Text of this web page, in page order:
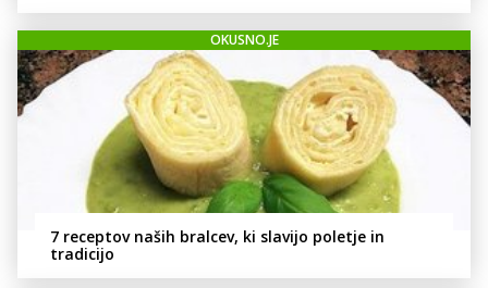
OKUSNO.JE
7 receptov naših bralcev, ki slavijo poletje in
tradicijo